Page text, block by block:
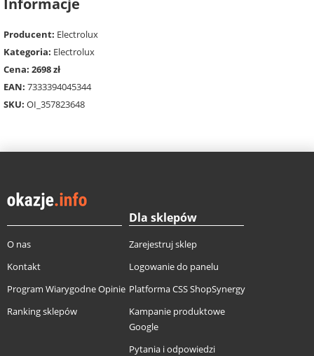
Informacje
Producent: Electrolux
Kategoria: Electrolux
Cena: 2698 zł
EAN: 7333394045344
SKU: OI_357823648
O nas
Kontakt
Program Wiarygodne Opinie
Ranking sklepów
Dla sklepów
Zarejestruj sklep
Logowanie do panelu
Platforma CSS ShopSynergy
Kampanie produktowe
Google
Pytania i odpowiedzi